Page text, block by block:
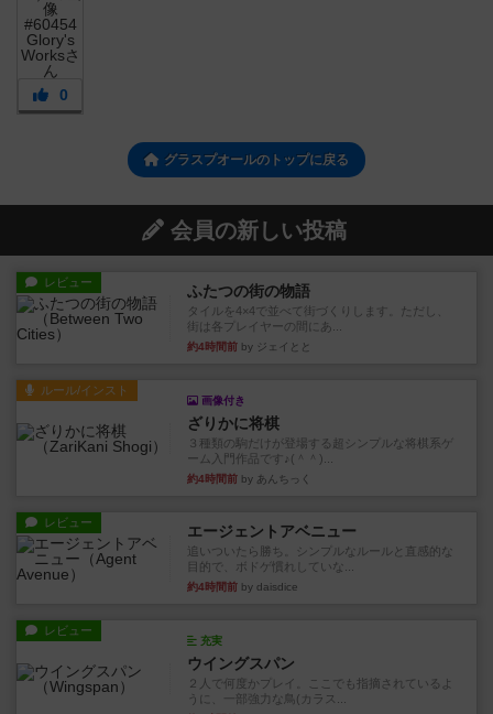
0
グラスプオールのトップに戻る
会員の新しい投稿
レビュー ふたつの街の物語
タイルを4×4で並べて街づくりします。ただし、
街は各プレイヤーの間にあ...
約4時間前 by ジェイとと
ルール/インスト
画像付き
ざりかに将棋
３種類の駒だけが登場する超シンプルな将棋系ゲ
ーム入門作品です♪(＾＾)...
約4時間前 by あんちっく
レビュー エージェントアベニュー
追いついたら勝ち。シンプルなルールと直感的な
目的で、ボドゲ慣れしていな...
約4時間前 by daisdice
レビュー
充実
ウイングスパン
２人で何度かプレイ。ここでも指摘されているよ
うに、一部強力な鳥(カラス...